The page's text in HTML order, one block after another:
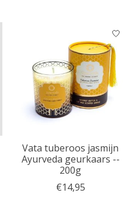
Vata tuberoos jasmijn
Ayurveda geurkaars --
200g
€14,95